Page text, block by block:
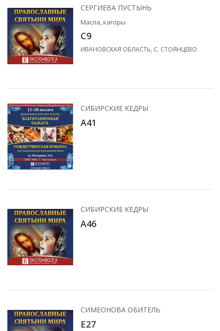
СЕРГИЕВА ПУСТЫНЬ
Масла, кагоры
С9
ИВАНОВСКАЯ ОБЛАСТЬ, С. СТОЯНЦЕВО
СИБИРСКИЕ КЕДРЫ
А41
СИБИРСКИЕ КЕДРЫ
А46
СИМЕОНОВА ОБИТЕЛЬ
E27